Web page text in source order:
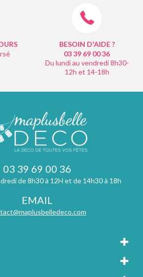
BESOIN D'AIDE ?
03 39 69 0036
Du lundi au vendredi 8h30-
12h et 14-18h
03 39 69 00 36
de 8h30 à 12H et de 14h30 à 18h
EMAIL